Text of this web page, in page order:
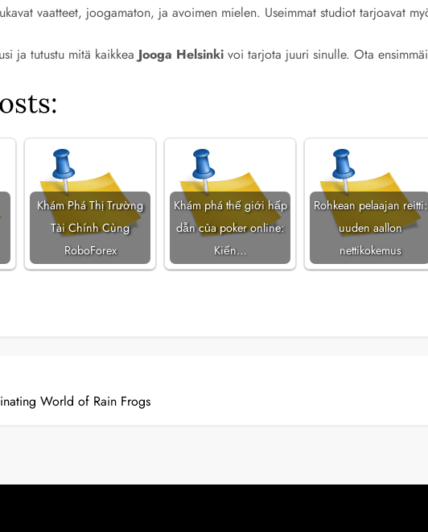
vaatteet, joogamaton, ja avoimen mielen. Useimmat studiot tarjoavat
ja tutustu mitä kaikkea Jooga Helsinki voi tarjota juuri sinulle. Ota
Khám Phá Thị Trường
Tài Chính Cùng
RoboForex
Khám phá thế giới hấp
dẫn của poker online:
Kiến…
Rohkean pelaajan reitti:
uuden aallon
nettikokemus
World of Rain Frogs